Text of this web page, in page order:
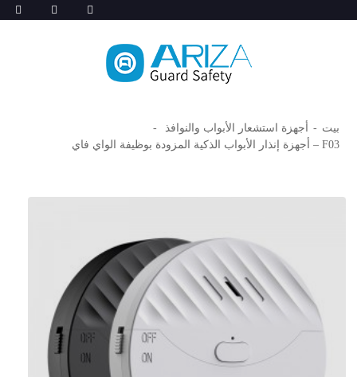
بيت
أجهزة استشعار الأبواب والنوافذ
F03 – أجهزة إنذار الأبواب الذكية المزودة بوظيفة الواي فاي